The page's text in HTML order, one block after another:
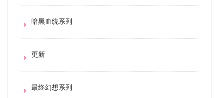
暗黑血统系列
更新
最终幻想系列